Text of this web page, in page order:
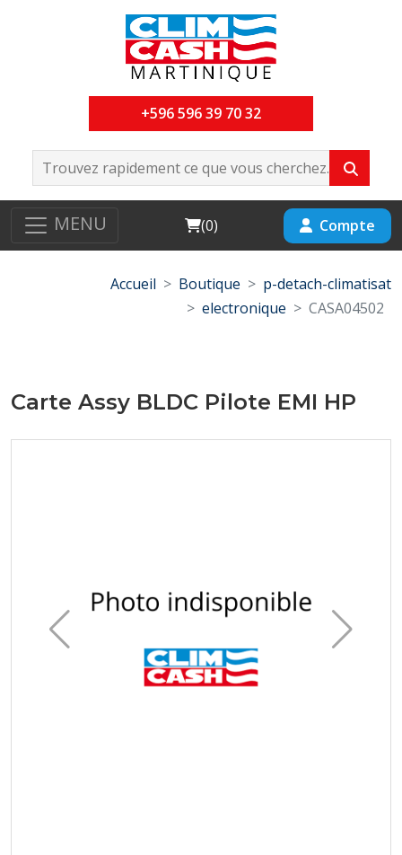
+596 596 39 70 32
MENU Cart
(0) Compte
Accueil Boutique
p-detach-climatisat
electronique
CASA04502
Carte Assy BLDC Pilote EMI HP